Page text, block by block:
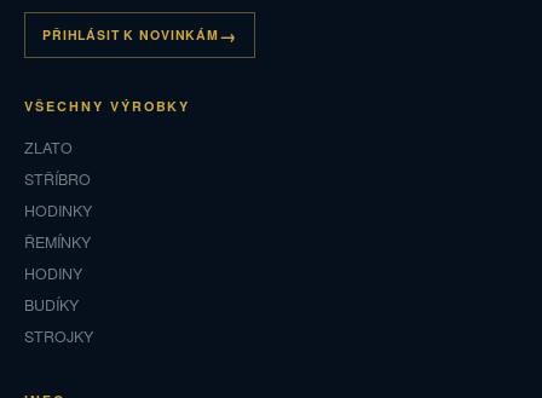
PŘIHLÁSIT K NOVINKÁM
VŠECHNY VÝROBKY
ZLATO
STŘÍBRO
HODINKY
ŘEMÍNKY
HODINY
BUDÍKY
STROJKY